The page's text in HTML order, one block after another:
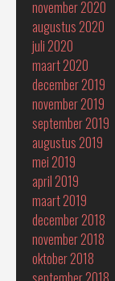
november 2020
augustus 2020
juli 2020
maart 2020
december 2019
november 2019
september 2019
augustus 2019
mei 2019
april 2019
maart 2019
december 2018
november 2018
oktober 2018